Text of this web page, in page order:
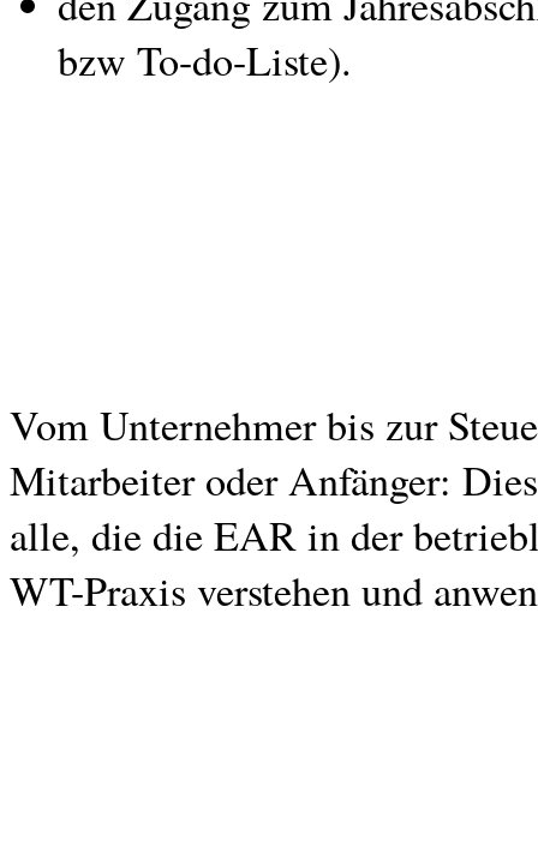
bzw To-do-Liste).
Vom Unternehmer bis zur
Mitarbeiter oder Anfänger:
alle, die die EAR in der
WT-Praxis verstehen und